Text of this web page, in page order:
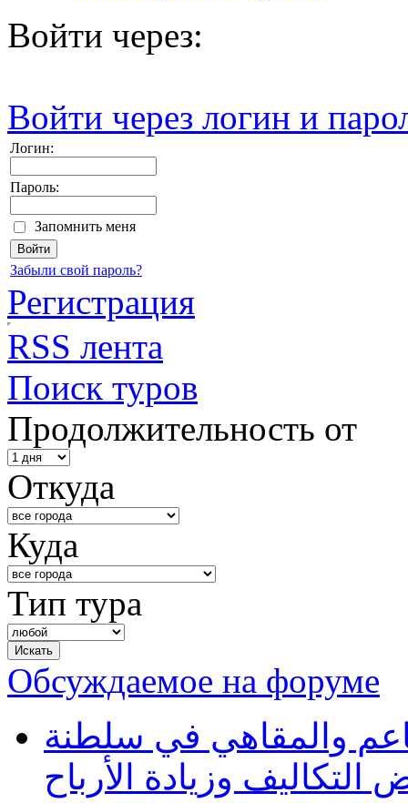
Войти через:
Войти через логин и
Логин:
Пароль:
Запомнить меня
Забыли свой пароль?
Регистрация
RSS лента
Поиск туров
Продолжительность от
Откуда
Куда
Тип тура
Обсуждаемое на форуме
والمقاهي في سلطنة
وزيادة الأرباح